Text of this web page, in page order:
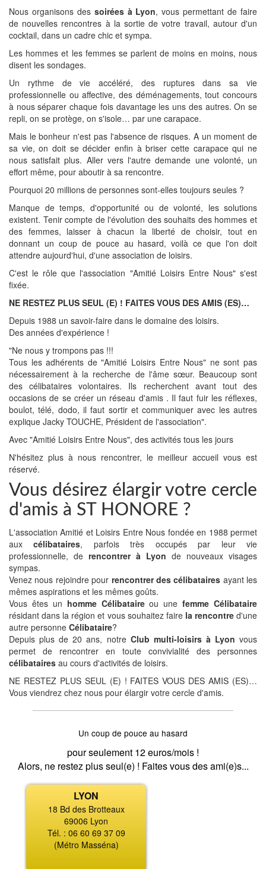
Nous organisons des soirées à Lyon, vous permettant de faire
de nouvelles rencontres à la sortie de votre travail, autour d'un
cocktail, dans un cadre chic et sympa.
Les hommes et les femmes se parlent de moins en moins, nous
disent les sondages.
Un rythme de vie accéléré, des ruptures dans sa vie
professionnelle ou affective, des déménagements, tout concours
à nous séparer chaque fois davantage les uns des autres. On se
repli, on se protège, on s'isole… par une carapace.
Mais le bonheur n'est pas l'absence de risques. A un moment de
sa vie, on doit se décider enfin à briser cette carapace qui ne
nous satisfait plus. Aller vers l'autre demande une volonté, un
effort même, pour aboutir à sa rencontre.
Pourquoi 20 millions de personnes sont-elles toujours seules ?
Manque de temps, d'opportunité ou de volonté, les solutions
existent. Tenir compte de l'évolution des souhaits des hommes et
des femmes, laisser à chacun la liberté de choisir, tout en
donnant un coup de pouce au hasard, voilà ce que l'on doit
attendre aujourd'hui, d'une association de loisirs.
C'est le rôle que l'association "Amitié Loisirs Entre Nous" s'est
fixée.
NE RESTEZ PLUS SEUL (E) ! FAITES VOUS DES AMIS (ES)…
Depuis 1988 un savoir-faire dans le domaine des loisirs.
Des années d'expérience !
"Ne nous y trompons pas !!!
Tous les adhérents de "Amitié Loisirs Entre Nous" ne sont pas
nécessairement à la recherche de l'âme sœur. Beaucoup sont
des célibataires volontaires. Ils recherchent avant tout des
occasions de se créer un réseau d'amis . Il faut fuir les réflexes,
boulot, télé, dodo, il faut sortir et communiquer avec les autres
explique Jacky TOUCHE, Président de l'association".
Avec "Amitié Loisirs Entre Nous", des activités tous les jours
N'hésitez plus à nous rencontrer, le meilleur accueil vous est
réservé.
Vous désirez élargir votre cercle
d'amis à ST HONORE ?
L'association Amitié et Loisirs Entre Nous fondée en 1988 permet
auxcélibataires, parfois très occupés par leur vie
professionnelle, de rencontrer à Lyon de nouveaux visages
sympas.
Venez nous rejoindre pour rencontrer des célibataires ayant les
mêmes aspirations et les mêmes goûts.
Vous êtes un homme Célibataireou unefemme Célibataire
résidant dans la région et vous souhaitez faire la rencontred'une
autre personne Célibataire?
Depuis plus de 20 ans, notre Club multi-loisirs à Lyon vous
permet de rencontrer en toute convivialité des personnes
célibataires au cours d'activités de loisirs.
NE RESTEZ PLUS SEUL (E) ! FAITES VOUS DES AMIS (ES)…
Vous viendrez chez nous pour élargir votre cercle d'amis.
Un coup de pouce au hasard
pour seulement 12 euros/mois !
Alors, ne restez plus seul(e) ! Faites vous des ami(e)s...
LYON
18 Bd des Brotteaux
69006 Lyon
Tél. : 06 60 69 37 09
(Métro Masséna)